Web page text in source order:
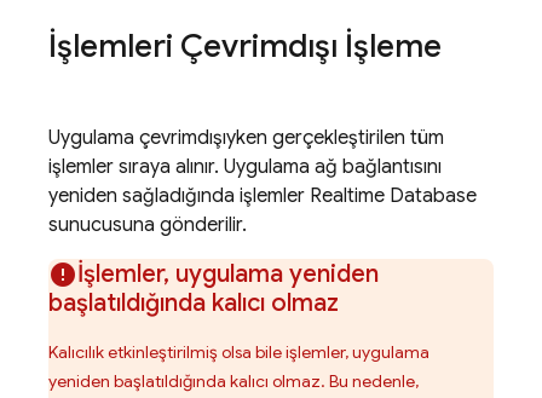
İşlemleri Çevrimdışı İşleme
Uygulama çevrimdışıyken gerçekleştirilen tüm
işlemler sıraya alınır. Uygulama ağ bağlantısını
yeniden sağladığında işlemler Realtime Database
sunucusuna gönderilir.
İşlemler, uygulama yeniden
başlatıldığında kalıcı olmaz
Kalıcılık etkinleştirilmiş olsa bile işlemler, uygulama
yeniden başlatıldığında kalıcı olmaz. Bu nedenle,